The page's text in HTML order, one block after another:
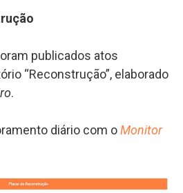
publicados atos
“Reconstrução”, elaborado
.
diário com oMonitor